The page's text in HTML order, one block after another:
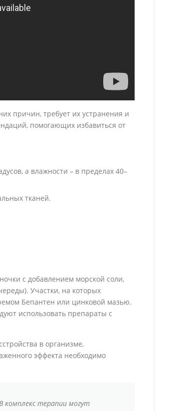
причин, требует их устранения и
помогающих избавиться от
а влажности – в пределах 40–
тканей.
с добавлением морской соли,
Участки, на которых
Бепантен или цинковой мазью.
использовать препараты с
в организме,
эффекта необходимо
терапии могут